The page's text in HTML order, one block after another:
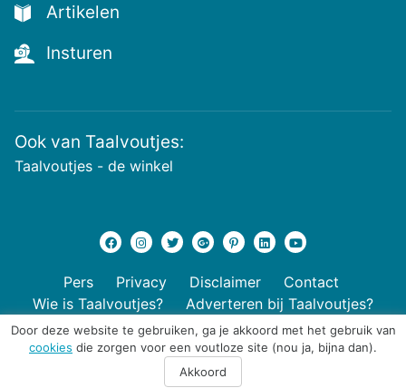
Artikelen
Insturen
Ook van Taalvoutjes:
Taalvoutjes - de winkel
Pers Privacy Disclaimer
Contact
Wie is Taalvoutjes?
Adverteren bij Taalvoutjes?
Door deze website te gebruiken, ga je akkoord met het gebruik van
cookies die zorgen voor een voutloze site (nou ja, bijna dan).
Akkoord